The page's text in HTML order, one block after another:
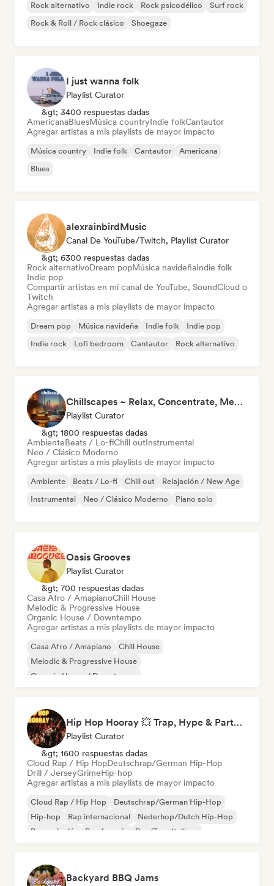
Rock alternativo Indie rock Rock psicodélico
Surf rock
Rock & Roll / Rock clásico
Shoegaze
I just wanna folk
Playlist Curator
&gt; 3400 respuestas dadas
AmericanaBluesMúsica countryIndie folkCantautor
Agregar artistas a mis playlists de mayor impacto
Música country Indie folk Cantautor
Americana
Blues
alexrainbirdMusic
Canal De YouTube/Twitch, Playlist Curator
&gt; 6300 respuestas dadas
Rock alternativoDream popMúsica navideñaIndie folk
Indie pop
Compartir artistas en mi canal de YouTube, SoundCloud o
Twitch
Agregar artistas a mis playlists de mayor impacto
Dream pop Música navideña Indie folk
Indie pop
Indie rock
Lofi bedroom Cantautor Rock alternativo
Chillscapes ~ Relax, Concentrate, Meditate, Sleep, Dream
Playlist Curator
&gt; 1800 respuestas dadas
AmbienteBeats / Lo-fiChill outInstrumental
Neo / Clásico Moderno
Agregar artistas a mis playlists de mayor impacto
Ambiente Beats / Lo-fi Chill out
Relajación / New Age
Instrumental
Neo / Clásico Moderno Piano solo
Oasis Grooves
Playlist Curator
&gt; 700 respuestas dadas
Casa Afro / AmapianoChill House
Melodic & Progressive House
Organic House / Downtempo
Agregar artistas a mis playlists de mayor impacto
Casa Afro / Amapiano
Chill House
Melodic & Progressive House
Organic House / Downtempo
Hip Hop Hooray 💥 Trap, Hype & Party Rap Bangers
Playlist Curator
&gt; 1600 respuestas dadas
Cloud Rap / Hip HopDeutschrap/German Hip-Hop
Drill / JerseyGrimeHip-hop
Agregar artistas a mis playlists de mayor impacto
Cloud Rap / Hip Hop
Deutschrap/German Hip-Hop
Hip-hop
Rap internacional
Nederhop/Dutch Hip-Hop
Rap en inglés
Rap francés Rap/Trap Italiano
Backyard BBQ Jams